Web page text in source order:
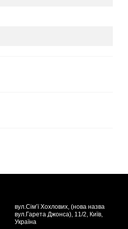
вул.Сім’ї Хохлових, (нова назва
вул.Гарета Джонса), 11/2, Київ,
Україна